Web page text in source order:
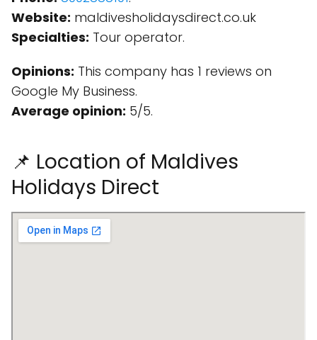
Website: maldivesholidaysdirect.co.uk
Specialties: Tour operator.
Opinions: This company has 1 reviews on
Google My Business.
Average opinion: 5/5.
📌 Location of Maldives
Holidays Direct